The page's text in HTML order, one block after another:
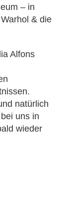
– in
& die
natürlich
uns in
wieder